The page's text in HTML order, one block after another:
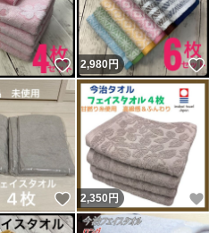
いいね！
2,980円
いいね！
2,350 円